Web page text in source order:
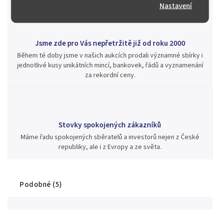
Nastavení
Jsme zde pro Vás nepřetržitě již od roku 2000
Během té doby jsme v našich aukcích prodali významné sbírky i
jednotlivé kusy unikátních mincí, bankovek, řádů a vyznamenání
za rekordní ceny.
Stovky spokojených zákazníků
Máme řadu spokojených sběratelů a investorů nejen z České
republiky, ale i z Evropy a ze světa.
Podobné (5)